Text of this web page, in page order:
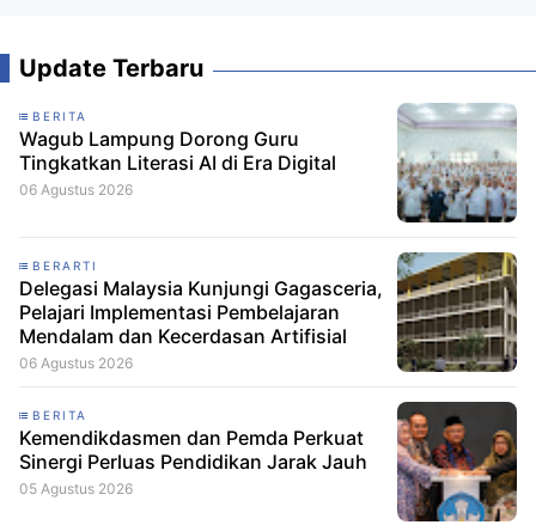
Update Terbaru
BERITA
Wagub Lampung Dorong Guru
Tingkatkan Literasi AI di Era Digital
06 Agustus 2026
BERARTI
Delegasi Malaysia Kunjungi Gagasceria,
Pelajari Implementasi Pembelajaran
Mendalam dan Kecerdasan Artifisial
06 Agustus 2026
BERITA
Kemendikdasmen dan Pemda Perkuat
Sinergi Perluas Pendidikan Jarak Jauh
05 Agustus 2026